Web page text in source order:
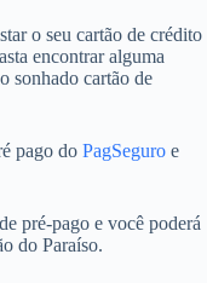
o seu cartão de crédito
encontrar alguma
sonhado cartão de
pago do PagSeguro e
pré-pago e você poderá
do Paraíso.